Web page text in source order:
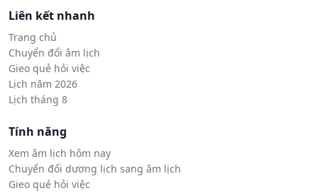
Liên kết nhanh
Trang chủ
Chuyển đổi âm lịch
Gieo quẻ hỏi việc
Lịch năm 2026
Lịch tháng 8
Tính năng
Xem âm lịch hôm nay
Chuyển đổi dương lịch sang âm lịch
Gieo quẻ hỏi việc